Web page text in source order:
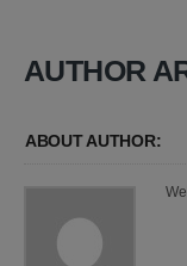
AUTHOR
ABOUT AUTHOR: